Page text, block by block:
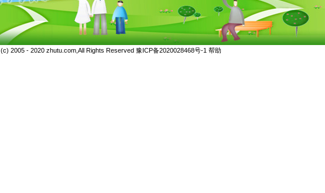
(c) 2005 - 2020 zhutu.com,All Rights Reserved 豫ICP备2020028468号-1 帮助